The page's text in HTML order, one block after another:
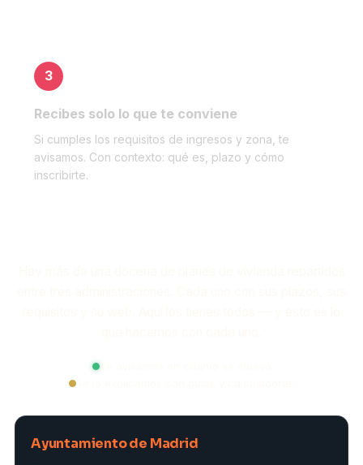
3
Recibes solo lo que te conviene
Si cumples los requisitos de ingresos y zona, te
avisamos. Con contexto: qué es, plazo y cómo
inscribirte.
Te avisamos en cuanto se mueva
Ayuntamiento de Madrid